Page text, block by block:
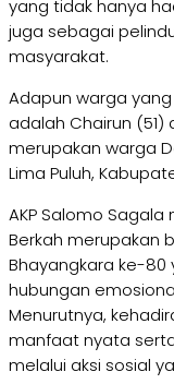
yang tidak hanya
juga sebagai
masyarakat.
Adapun warga
adalah Chairun (51)
merupakan warga
Lima Puluh,
AKP Salomo
Berkah merupakan
Bhayangkara ke-
hubungan
Menurutnya,
manfaat nyata
melalui aksi sosial